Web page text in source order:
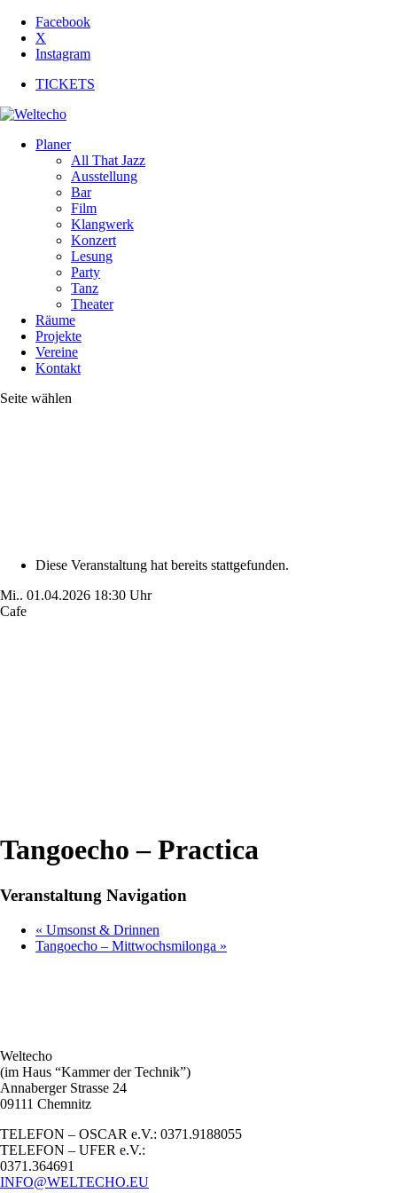
Facebook
X
Instagram
TICKETS
Planer
All That Jazz
Ausstellung
Bar
Film
Klangwerk
Konzert
Lesung
Party
Tanz
Theater
Räume
Projekte
Vereine
Kontakt
Seite wählen
Diese Veranstaltung hat bereits stattgefunden.
Mi.. 01.04.2026 18:30 Uhr
Cafe
Tangoecho – Practica
Veranstaltung Navigation
« Umsonst & Drinnen
Tangoecho – Mittwochsmilonga »
Weltecho
(im Haus “Kammer der Technik”)
Annaberger Strasse 24
09111 Chemnitz
TELEFON – OSCAR e.V.: 0371.9188055
TELEFON – UFER e.V.:
0371.364691
INFO@WELTECHO.EU